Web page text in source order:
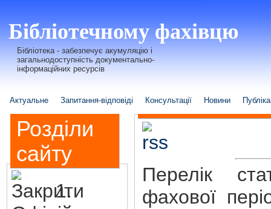
Бібліотечному фахівцю
Бібліотека - забезпечує акумуляцію і
загальнодоступність документально-
інформаційних ресурсів
Актуальне Запитання-відповіді Консультації Новини
Розділи
сайту
1.
Перелік
фахової